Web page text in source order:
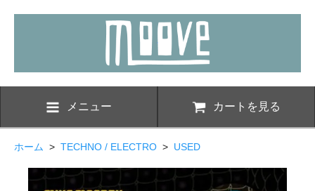
メニュー カートを見る
ホーム > TECHNO / ELECTRO > USED